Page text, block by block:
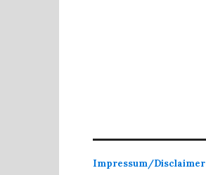
Impressum/Disclaimer